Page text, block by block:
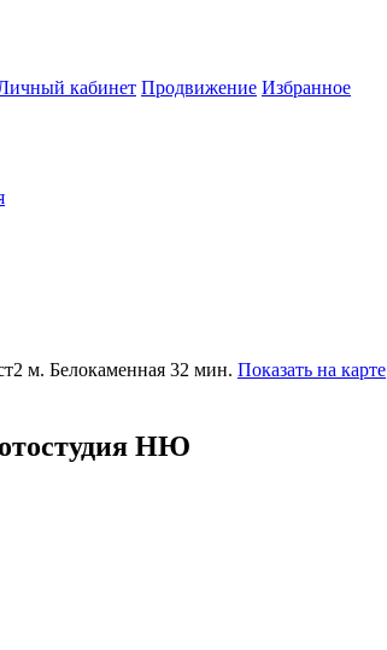
кабинет Продвижение Избранное
м. Белокаменная 32 мин. Показать на карте
НЮ